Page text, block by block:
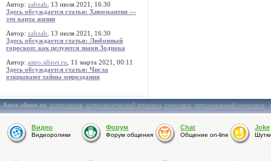
Автор: zabzab , 13 июля 2021, 16:30
Здесь обсуждается статья: Хиромантия —
это карта жизни
Автор: zabzab , 13 июля 2021, 16:30
Здесь обсуждается статья: Любовный
гороскоп: как целуются знаки Зодиака
Автор: astro.sibnet.ru , 11 марта 2021, 00:11
Здесь обсуждается статья: Числа
открывают тайны мироздания
Astro.sibnet.ru:астрология,астрологический прогноз,гороскоп,персональный гороскоп,
Видео
Видеоролики
Форум
Форум общения
Chat
Общение on-line
Joke